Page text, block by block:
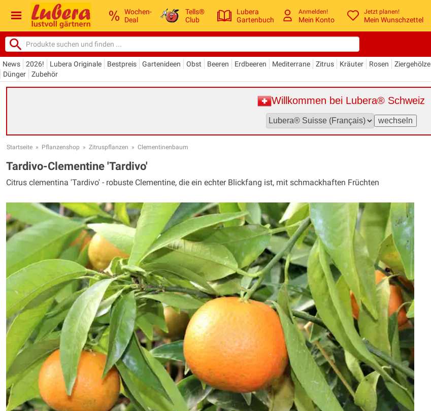
Wochen-
Deal
Tells®
Club
Lubera
Gartenbuch
Anmelden!
Mein Konto
Jetzt planen!
Mein Wunschzettel
News 2026! Lubera Originale Bestpreis Gartenideen Obst Beeren Erdbeeren Mediterrane Zitrus Kräuter Rosen Ziergehölze
Dünger
Zubehör
Willkommen bei Lubera® Schweiz
Startseite » Pflanzenshop » Zitruspflanzen » Clementinenbaum
Tardivo-Clementine 'Tardivo'
Citrus clementina 'Tardivo' - robuste Clementine, die ein echter Blickfang ist, mit schmackhaften Früchten